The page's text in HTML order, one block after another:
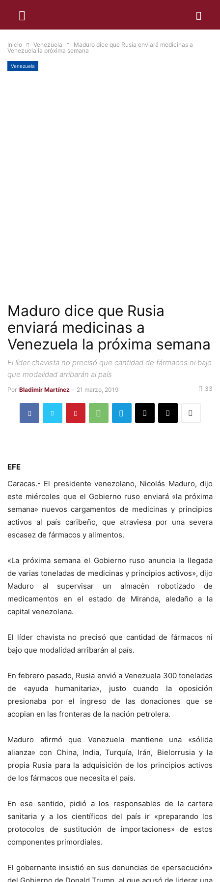
Inicio Venezuela
Maduro dice que Rusia enviará medicinas a
Venezuela la próxima semana
Venezuela
Maduro dice que Rusia
enviará medicinas a
Venezuela la próxima semana
El líder chavista no precisó que cantidad de fármacos ni bajo
que modalidad arribarán al país
Por Bladimir Martínez - 21 marzo, 2019 33
EFE
Caracas.- El presidente venezolano, Nicolás Maduro, dijo
este miércoles que el Gobierno ruso enviará «la próxima
semana» nuevos cargamentos de medicinas y principios
activos al país caribeño, que atraviesa por una severa
escasez de fármacos y alimentos.
«La próxima semana el Gobierno ruso anuncia la llegada
de varias toneladas de medicinas y principios activos», dijo
Maduro al supervisar un almacén robotizado de
medicamentos en el estado de Miranda, aledaño a la
capital venezolana.
El líder chavista no precisó que cantidad de fármacos ni
bajo que modalidad arribarán al país.
En febrero pasado, Rusia envió a Venezuela 300 toneladas
de «ayuda humanitaria», justo cuando la oposición
presionaba por el ingreso de las donaciones que se
acopian en las fronteras de la nación petrolera.
Maduro afirmó que Venezuela mantiene una «sólida
alianza» con China, India, Turquía, Irán, Bielorrusia y la
propia Rusia para la adquisición de los principios activos
de los fármacos que necesita el país.
En ese sentido, pidió a los responsables de la cartera
sanitaria y a los científicos del país ir «preparando los
protocolos de sustitución de importaciones» de estos
componentes primordiales.
El gobernante insistió en sus denuncias de «persecución»